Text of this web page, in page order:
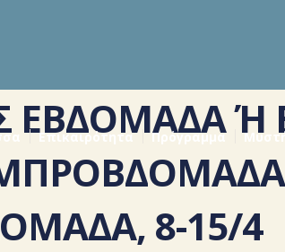
Επικαιρότητα Πρόγραμμα
ΕΒΔΟΜΑΔΑ
8-15/4